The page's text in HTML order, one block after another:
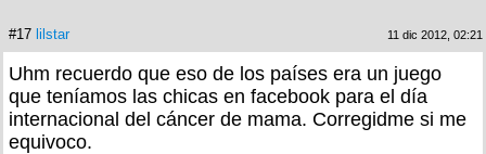
#17 lilstar 11 dic 2012, 02:21
Uhm recuerdo que eso de los países era un juego
que teníamos las chicas en facebook para el día
internacional del cáncer de mama. Corregidme si me
equivoco.